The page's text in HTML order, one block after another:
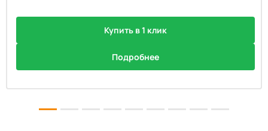
Купить в 1 клик
Подробнее